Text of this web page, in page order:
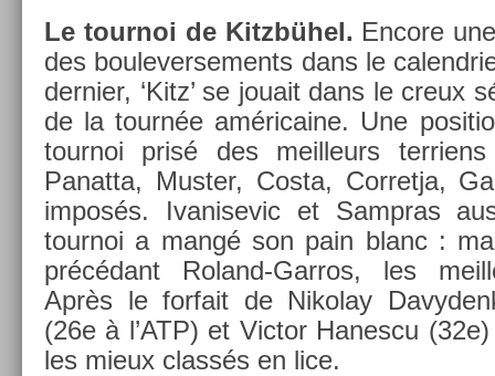
Le tour­noi de Kitzbühel. En­core
des boulever­se­ments dans le
de­rni­er, ‘Kitz’ se jouait dans le creux
de la tournée américaine. Une
tour­noi prisé des meil­leurs
Panat­ta, Must­er, Costa, Cor­ret­ja,
imposés. Ivanisevic et Sampras
tour­noi a mangé son pain blanc :
précédant Roland-Garros, les
Après le for­fait de Nikolay
(26e à l’ATP) et Vic­tor Han­es­cu
les mieux classés en lice.